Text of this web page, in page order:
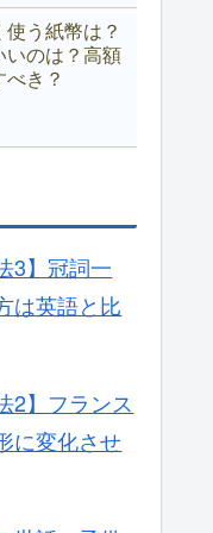
う紙幣は？
いのは？高額
き？
3】冠詞一
は英語と比
2】フランス
に変化させ